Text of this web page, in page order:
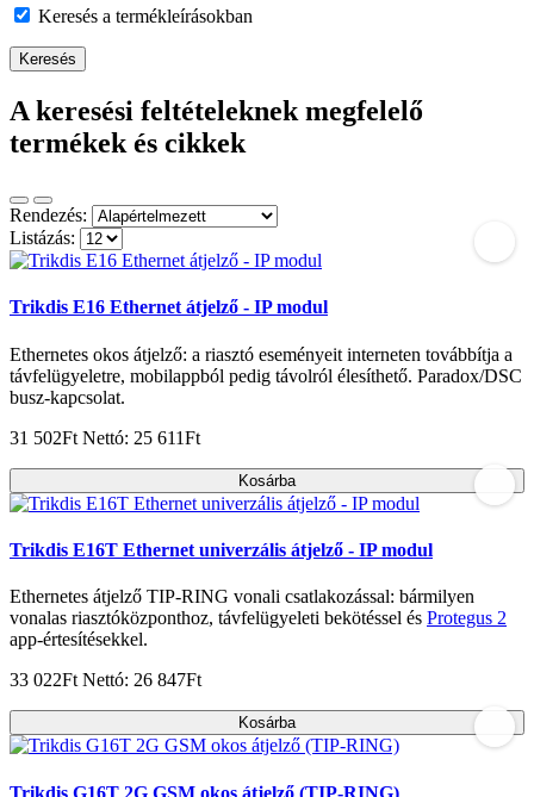
Keresés a termékleírásokban
A keresési feltételeknek megfelelő
termékek és cikkek
Rendezés:
Listázás:
Trikdis E16 Ethernet átjelző - IP modul
Ethernetes okos átjelző: a riasztó eseményeit interneten továbbítja a
távfelügyeletre, mobilappból pedig távolról élesíthető. Paradox/DSC
busz-kapcsolat.
31 502Ft Nettó: 25 611Ft
Kosárba
Trikdis E16T Ethernet univerzális átjelző - IP modul
Ethernetes átjelző TIP-RING vonali csatlakozással: bármilyen
vonalas riasztóközponthoz, távfelügyeleti bekötéssel és Protegus 2
app-értesítésekkel.
33 022Ft Nettó: 26 847Ft
Kosárba
Trikdis G16T 2G GSM okos átjelző (TIP-RING)